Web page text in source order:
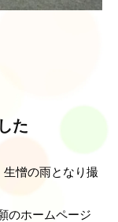
た
生憎の雨となり撮
のホームページ